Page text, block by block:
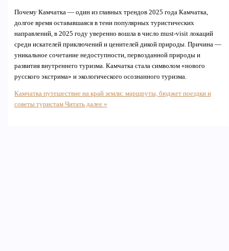
Почему Камчатка — один из главных трендов 2025 года Камчатка,
долгое время остававшаяся в тени популярных туристических
направлений, в 2025 году уверенно вошла в число must-visit локаций
среди искателей приключений и ценителей дикой природы. Причина —
уникальное сочетание недоступности, первозданной природы и
развития внутреннего туризма. Камчатка стала символом «нового
русского экстрима» и экологического осознанного туризма.
Камчатка путешествие на край земли: маршруты, бюджет поездки и
советы туристамЧитать далее »